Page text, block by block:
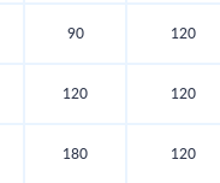
90 120
120 120
180 120